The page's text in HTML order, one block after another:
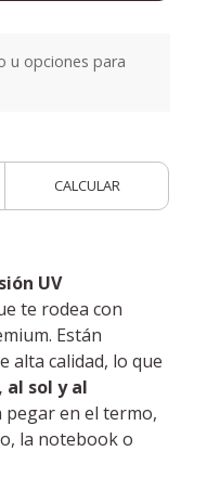
u opciones para
CALCULAR
UV
te rodea con
Están
alta calidad, lo que
sol y al
pegar en el termo,
la notebook o